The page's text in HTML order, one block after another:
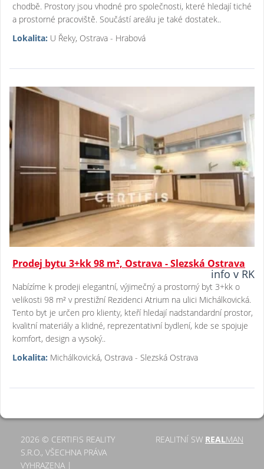
chodbě. Prostory jsou vhodné pro společnosti, které hledají tiché
a prostorné pracoviště. Součástí areálu je také dostatek..
Lokalita: U Řeky, Ostrava - Hrabová
Prodej bytu 3+kk 98 m², Ostrava - Slezská Ostrava
info v RK
Nabízíme k prodeji elegantní, výjimečný a prostorný byt 3+kk o
velikosti 98 m² v prestižní Rezidenci Atrium na ulici Michálkovická.
Tento byt je určen pro klienty, kteří hledají nadstandardní prostor,
kvalitní materiály a klidné, reprezentativní bydlení, kde se spojuje
komfort, design a vysoký..
Lokalita: Michálkovická, Ostrava - Slezská Ostrava
2026 © CERTIFIS REALITY
S.R.O., VŠECHNA PRÁVA
VYHRAZENA |
REALITNÍ SW REALMAN